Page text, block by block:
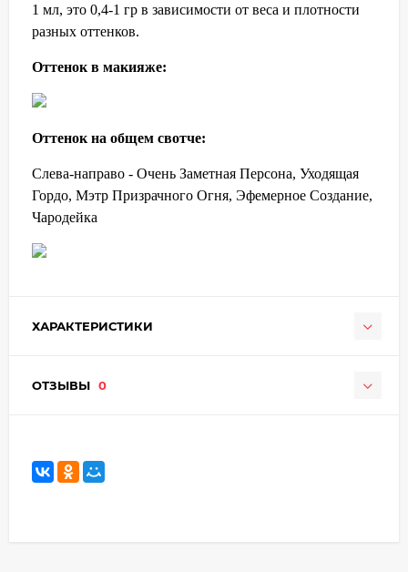
1 мл, это 0,4-1 гр в зависимости от веса и плотности
разных оттенков.
Оттенок в макияже:
Оттенок на общем свотче:
Слева-направо - Очень Заметная Персона, Уходящая
Гордо, Мэтр Призрачного Огня, Эфемерное Создание,
Чародейка
ХАРАКТЕРИСТИКИ
ОТЗЫВЫ 0